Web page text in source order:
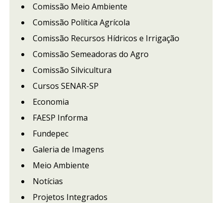
Comissão Meio Ambiente
Comissão Política Agrícola
Comissão Recursos Hídricos e Irrigação
Comissão Semeadoras do Agro
Comissão Silvicultura
Cursos SENAR-SP
Economia
FAESP Informa
Fundepec
Galeria de Imagens
Meio Ambiente
Notícias
Projetos Integrados